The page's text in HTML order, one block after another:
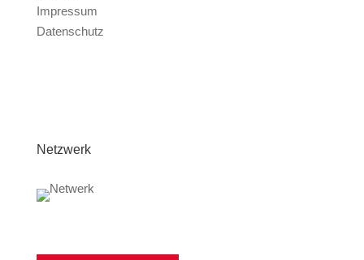
Impressum
Datenschutz
Netzwerk